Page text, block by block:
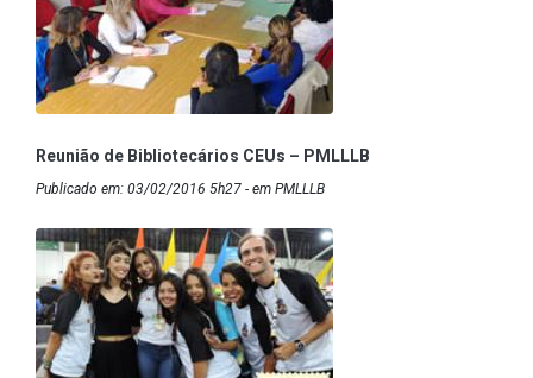
Reunião de Bibliotecários CEUs – PMLLLB
Publicado em: 03/02/2016 5h27 - em PMLLLB